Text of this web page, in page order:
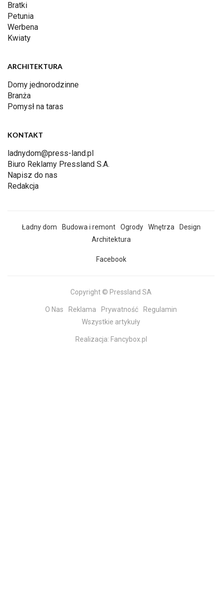
Bratki
Petunia
Werbena
Kwiaty
ARCHITEKTURA
Domy jednorodzinne
Branża
Pomysł na taras
KONTAKT
ladnydom@press-land.pl
Biuro Reklamy Pressland S.A.
Napisz do nas
Redakcja
Ładny dom Budowa i remont Ogrody Wnętrza
Design
Architektura
Facebook
Copyright © Pressland SA
O Nas Reklama Prywatność
Regulamin
Wszystkie artykuły
Realizacja: Fancybox.pl